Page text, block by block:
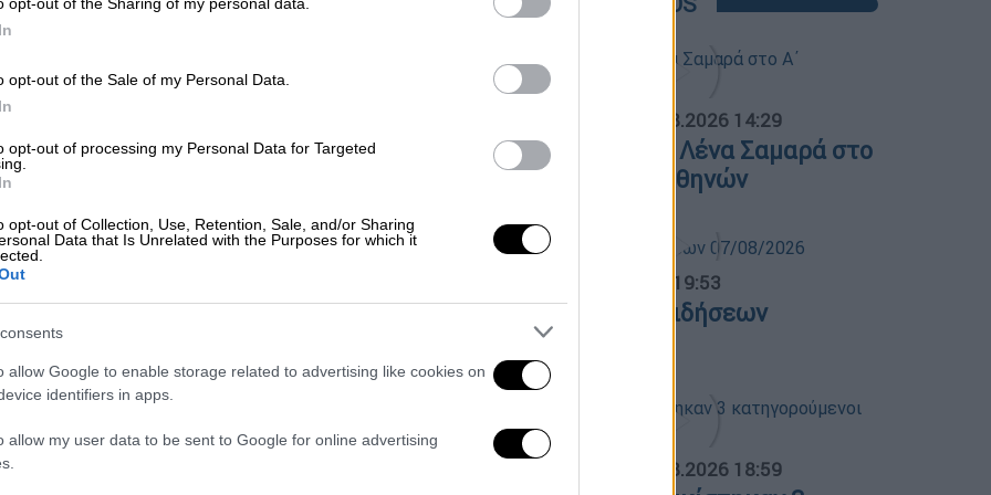
opt-out of the Sale of my Personal Data.
opt-out of processing my Personal Data for Targeted
opt-out of Collection, Use, Retention, Sale, and/or Sharing
Data that Is Unrelated with the Purposes for which it
allow Google to enable storage related to advertising like cookies on
identifiers in apps.
allow my user data to be sent to Google for online advertising
Υγεία 28.12.2025 14:39
μεταδοτική - Ανησυχία για νέα
παραλλαγή
της μετάδοσης
07.08.2026 14:29
Μνημόσυνο για τη Λένα Σαμαρά στο
Α΄ Νεκροταφείο Αθηνών
07.08.2026 19:53
Κεντρικό δελτίο ειδήσεων
07/08/2026
07.08.2026 18:59